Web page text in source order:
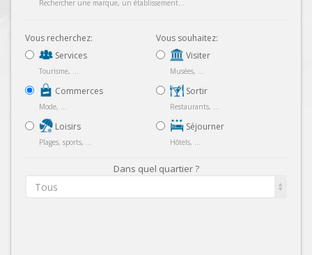
Rechercher une marque, un établissement...
Vous recherchez:
Services
Tourisme, ...
Commerces
Mode, ...
Loisirs
Plages, sports, ...
Vous souhaitez:
Visiter
Musées, ...
Sortir
Restaurants, ...
Séjourner
Hôtels, ...
Dans quel quartier ?
Tous